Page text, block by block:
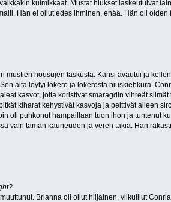
kulmikkaat. Mustat hiukset laskeutuivat
Hän ei ollut edes ihminen, enää. Hän oli öiden
mustien housujen taskusta. Kansi avautui ja
alta löytyi lokero ja lokerosta hiuskiehkura.
kasvot, joita koristivat smaragdin vihreät
kiharat kehystivät kasvoja ja peittivät alleen
oli puhkonut hampaillaan tuon ihon ja tuntenut
vain tämän kauneuden ja veren takia. Hän
Brianna oli ollut hiljainen, vilkuillut